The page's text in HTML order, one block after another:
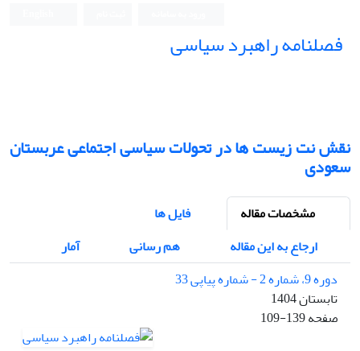
فصلنامه راهبرد سیاسی
نقش نت زیست ها در تحولات سیاسی اجتماعی عربستان
سعودی
مشخصات مقاله
فایل ها
ارجاع به این مقاله
هم رسانی
آمار
دوره 9، شماره 2 - شماره پیاپی 33
تابستان 1404
صفحه109-139